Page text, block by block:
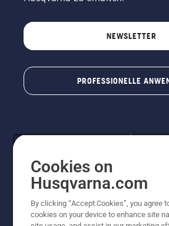
NEWSLETTER
PROFESSIONELLE
© Husqvarna® AB (publ). Alle
Preisangaben sind unverbindliche
Cookies on
Husqvarna.com
By clicking “Accept Cookies”, you agree
cookies on your device to enhance site